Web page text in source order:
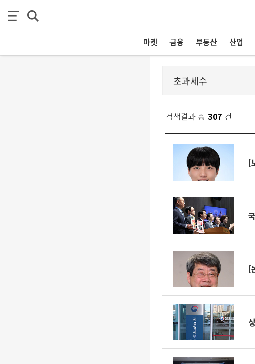
마켓 금융 부동산 산업
검색결과 총 307 건
[
[